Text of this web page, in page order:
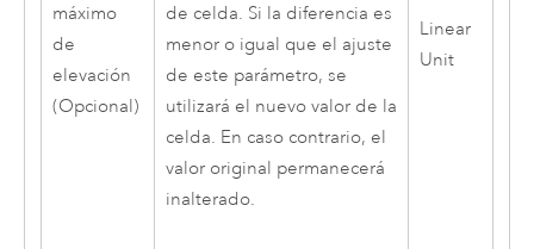
máximo
de
elevación
(Opcional)
de celda. Si la diferencia es
menor o igual que el ajuste
de este parámetro, se
utilizará el nuevo valor de la
celda. En caso contrario, el
valor original permanecerá
inalterado.
Linear
Unit